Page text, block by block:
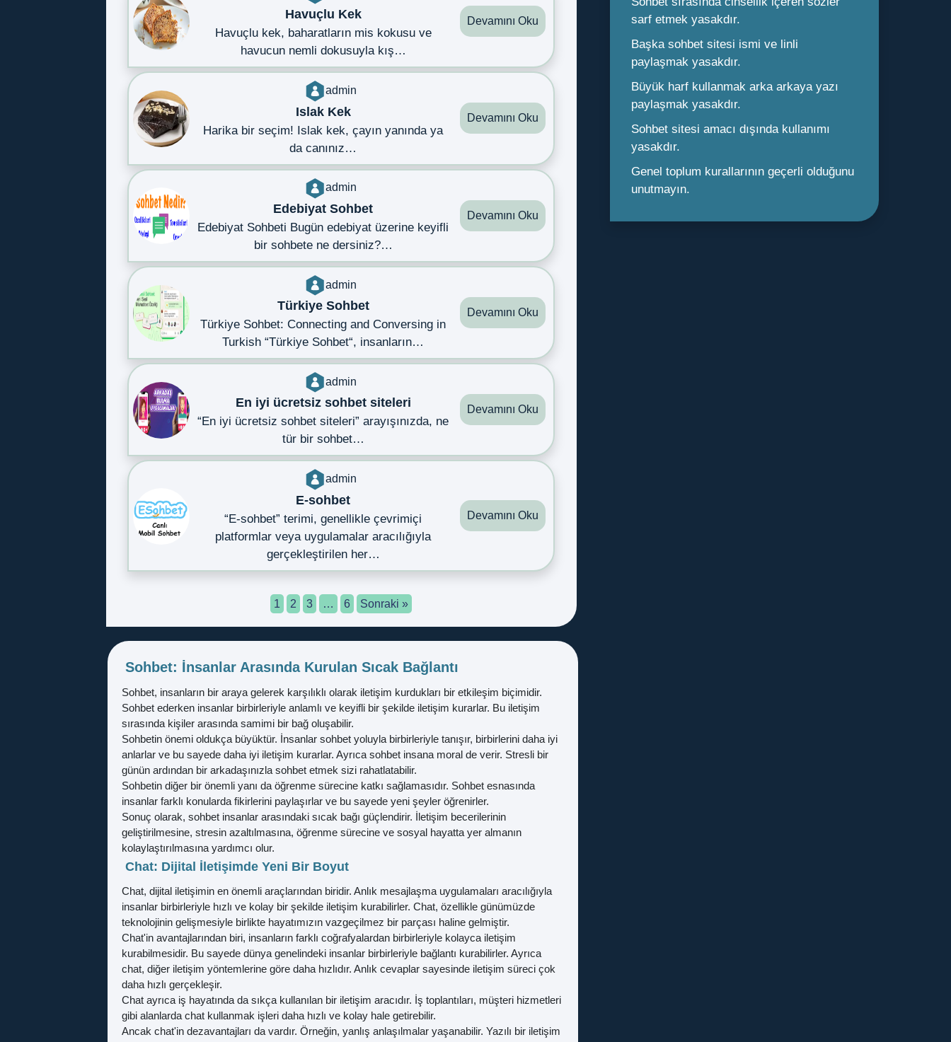
Havuçlu Kek
Havuçlu kek, baharatların mis kokusu ve
havucun nemli dokusuyla kış…
Devamını Oku
admin
Islak Kek
Harika bir seçim! Islak kek, çayın yanında ya
da canınız…
Devamını Oku
admin
Edebiyat Sohbet
Edebiyat Sohbeti Bugün edebiyat üzerine keyifli
bir sohbete ne dersiniz?…
Devamını Oku
admin
Türkiye Sohbet
Türkiye Sohbet: Connecting and Conversing in
Turkish “Türkiye Sohbet“, insanların…
Devamını Oku
admin
En iyi ücretsiz sohbet siteleri
“En iyi ücretsiz sohbet siteleri” arayışınızda, ne
tür bir sohbet…
Devamını Oku
admin
E-sohbet
“E-sohbet” terimi, genellikle çevrimiçi
platformlar veya uygulamalar aracılığıyla
gerçekleştirilen her…
Devamını Oku
1 2 3 … 6 Sonraki »
sarf etmek yasakdır.
Başka sohbet sitesi ismi ve linli
paylaşmak yasakdır.
Büyük harf kullanmak arka arkaya yazı
paylaşmak yasakdır.
Sohbet sitesi amacı dışında kullanımı
yasakdır.
Genel toplum kurallarının geçerli olduğunu
unutmayın.
Sohbet: İnsanlar Arasında Kurulan Sıcak Bağlantı
Sohbet, insanların bir araya gelerek karşılıklı olarak iletişim kurdukları bir etkileşim biçimidir.
Sohbet ederken insanlar birbirleriyle anlamlı ve keyifli bir şekilde iletişim kurarlar. Bu iletişim
sırasında kişiler arasında samimi bir bağ oluşabilir.
Sohbetin önemi oldukça büyüktür. İnsanlar sohbet yoluyla birbirleriyle tanışır, birbirlerini daha iyi
anlarlar ve bu sayede daha iyi iletişim kurarlar. Ayrıca sohbet insana moral de verir. Stresli bir
günün ardından bir arkadaşınızla sohbet etmek sizi rahatlatabilir.
Sohbetin diğer bir önemli yanı da öğrenme sürecine katkı sağlamasıdır. Sohbet esnasında
insanlar farklı konularda fikirlerini paylaşırlar ve bu sayede yeni şeyler öğrenirler.
Sonuç olarak, sohbet insanlar arasındaki sıcak bağı güçlendirir. İletişim becerilerinin
geliştirilmesine, stresin azaltılmasına, öğrenme sürecine ve sosyal hayatta yer almanın
kolaylaştırılmasına yardımcı olur.
Chat: Dijital İletişimde Yeni Bir Boyut
Chat, dijital iletişimin en önemli araçlarından biridir. Anlık mesajlaşma uygulamaları aracılığıyla
insanlar birbirleriyle hızlı ve kolay bir şekilde iletişim kurabilirler. Chat, özellikle günümüzde
teknolojinin gelişmesiyle birlikte hayatımızın vazgeçilmez bir parçası haline gelmiştir.
Chat'in avantajlarından biri, insanların farklı coğrafyalardan birbirleriyle kolayca iletişim
kurabilmesidir. Bu sayede dünya genelindeki insanlar birbirleriyle bağlantı kurabilirler. Ayrıca
chat, diğer iletişim yöntemlerine göre daha hızlıdır. Anlık cevaplar sayesinde iletişim süreci çok
daha hızlı gerçekleşir.
Chat ayrıca iş hayatında da sıkça kullanılan bir iletişim aracıdır. İş toplantıları, müşteri hizmetleri
gibi alanlarda chat kullanmak işleri daha hızlı ve kolay hale getirebilir.
Ancak chat'in dezavantajları da vardır. Örneğin, yanlış anlaşılmalar yaşanabilir. Yazılı bir iletişim